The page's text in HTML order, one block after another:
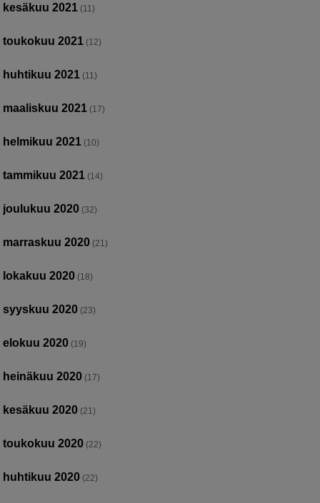
kesäkuu 2021 (11)
toukokuu 2021 (12)
huhtikuu 2021 (11)
maaliskuu 2021 (17)
helmikuu 2021 (10)
tammikuu 2021 (14)
joulukuu 2020 (32)
marraskuu 2020 (21)
lokakuu 2020 (18)
syyskuu 2020 (23)
elokuu 2020 (19)
heinäkuu 2020 (17)
kesäkuu 2020 (21)
toukokuu 2020 (22)
huhtikuu 2020 (22)